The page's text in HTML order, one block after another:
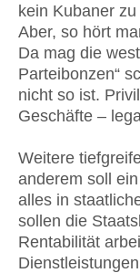
kein Kubaner
Aber, so hört
Da mag die
Parteibonzen“
nicht so ist.
Geschäfte –
Weitere
anderem soll
alles in
sollen die
Rentabilität